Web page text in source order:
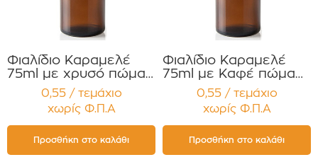
Φιαλίδιο Καραμελέ
75ml με χρυσό πώμα
Αλουμ. για Χάπια ,
Βιταμίνες
Συμπληρώματα
Διατροφής
Συσκευασία 12
τεμαχίων
0,55 / τεμάχιο
χωρίς Φ.Π.Α
Προσθήκη στο καλάθι
Φιαλίδιο Καραμελέ
75ml με Καφέ πώμα
Αλουμ. για Χάπια ,
Βιταμίνες
Συμπληρώματα
Διατροφής
Συσκευασία 12
τεμαχίων
0,55 / τεμάχιο
χωρίς Φ.Π.Α
Προσθήκη στο καλάθι